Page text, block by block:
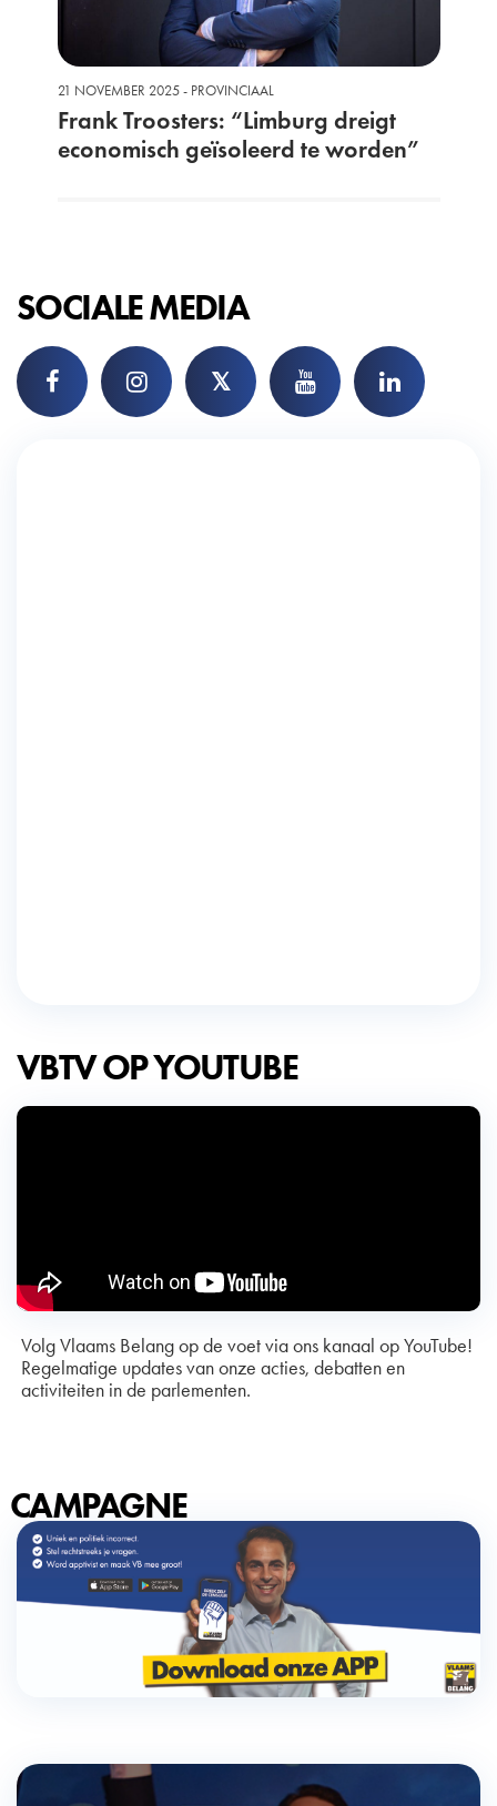
21 NOVEMBER 2025 - PROVINCIAAL
Frank Troosters: “Limburg dreigt
economisch geïsoleerd te worden”
SOCIALE MEDIA
𝕏
VBTV OP YOUTUBE
Volg Vlaams Belang op de voet via ons kanaal op YouTube!
Regelmatige updates van onze acties, debatten en
activiteiten in de parlementen.
CAMPAGNE